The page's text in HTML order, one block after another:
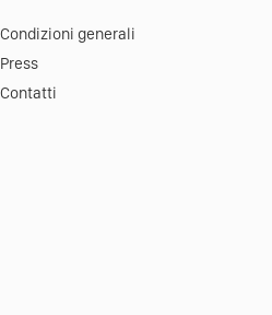
Condizioni generali
Press
Contatti